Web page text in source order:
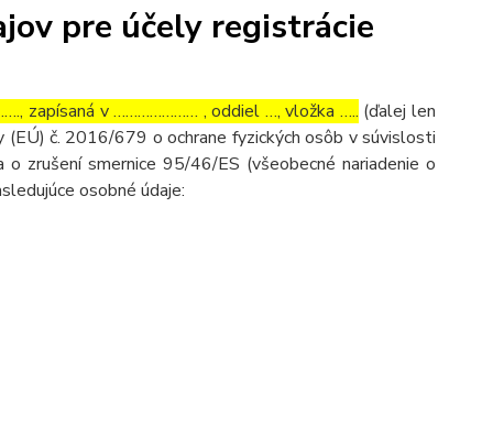
pre účely registrácie
zapísaná v ………………… , oddiel …, vložka ….. (ďalej len
(EÚ) č. 2016/679 o ochrane fyzických osôb v súvislosti
zrušení smernice 95/46/ES (všeobecné nariadenie o
osobné údaje: